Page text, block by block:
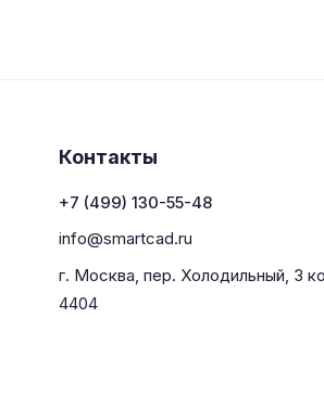
Контакты
+7 (499) 130-55-48
info@smartcad.ru
г. Москва, пер. Холодильный, 3
4404